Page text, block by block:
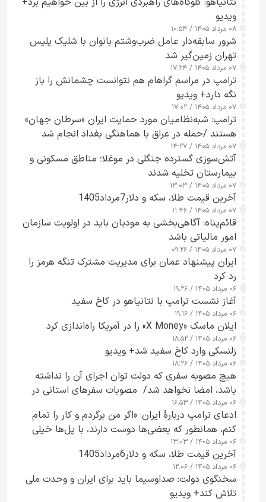
ویدیو
۰۸ مرداد ۱۴۰۵ / ۱۰:۵۴
شرور سابقه‌دار عامل ضرب‌وشتم بانوان با شلیک پلیس
تهران زمین‌گیر شد
۰۷ مرداد ۱۴۰۵ / ۱۷:۲۴
ترامپ در مراسم گراهام هم نتوانست چشمانش را باز
نگه دارد+ ویدیو
۰۷ مرداد ۱۴۰۵ / ۱۷:۰۲
ترامپ: شبه‌نظامیان مورد حمایت ایران «سرطان جهان»
هستند /حمله در عراق با هماهنگی بغداد انجام شد
۰۷ مرداد ۱۴۰۵ / ۱۴:۲۷
آتش‌سوزی گسترده جنگلی در موغلا؛ مناطق مسکونی و
بیمارستان تخلیه شدند
۰۷ مرداد ۱۴۰۵ / ۱۳:۰۳
آخرین قیمت طلا، سکه و دلار7مرداد1405
۰۷ مرداد ۱۴۰۵ / ۱۱:۴۶
قائم‌پناه: آگاهی‌بخشی به مودیان باید در اولویت سازمان
امور مالیاتی باشد
۰۷ مرداد ۱۴۰۵ / ۰۹:۲۶
ایران پیشنهاد عمان برای مدیریت مشترک تنگه هرمز را
رد کرد
۰۶ مرداد ۱۴۰۵ / ۱۹:۲۶
آغاز نشست ترامپ با نتانیاهو در کاخ سفید
۰۶ مرداد ۱۴۰۵ / ۱۹:۱۶
ایلان ماسک «X Money» را در آمریکا راه‌اندازی کرد
۰۶ مرداد ۱۴۰۵ / ۱۸:۵۲
زلنسکی وارد کاخ سفید شد+ ویدیو
۰۶ مرداد ۱۴۰۵ / ۱۸:۲۶
هیچ مصوبه سفری که دولت توان اجرای آن را نداشته
باشد، امضا نخواهد شد/ مصوبات سفرهای استانی در
چارچوب قانون بودجه است+ عکس
۰۶ مرداد ۱۴۰۵ / ۱۶:۵۳
ادعای ترامپ دربارهٔ ایران: «اگر من برگردم و کار را تمام
کنم، همانطور که بعضی‌ها دوست دارند، با پل‌ها خیلی
راحت می‌توانم بیشتر پل‌هایشان را در کمتر از یک
ساعت از بین ببرم+ ویدیو
۰۶ مرداد ۱۴۰۵ / ۱۳:۰۳
آخرین قیمت طلا، سکه و دلار6مرداد1405
۰۶ مرداد ۱۴۰۵ / ۱۲:۰۶
سخنگوی دولت: صداوسیما باید برای ایران و وحدت ملی
تلاش کند+ ویدیو